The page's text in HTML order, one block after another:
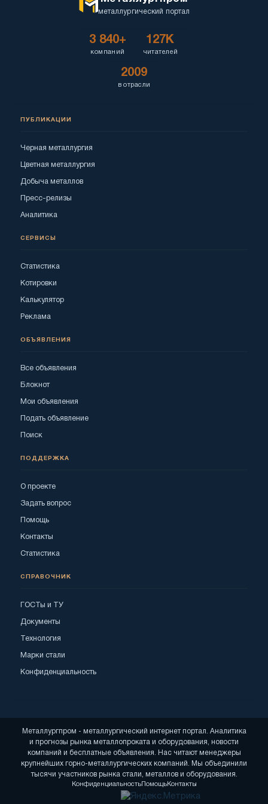
металлургический портал
3 840+
компаний
127K
читателей
2009
в отрасли
ПУБЛИКАЦИИ
Черная металлургия
Цветная металлургия
Добыча металлов
Пресс-релизы
Аналитика
СЕРВИСЫ
Статистика
Котировки
Калькулятор
Реклама
ОБЪЯВЛЕНИЯ
Все объявления
Блокнот
Мои объявления
Подать объявление
Поиск
ПОДДЕРЖКА
О проекте
Задать вопрос
Помощь
Контакты
Статистика
СПРАВОЧНИК
ГОСТы и ТУ
Документы
Технология
Марки стали
Конфиденциальность
Металлургпром - металлургический интернет портал. Аналитика
и прогнозы рынка металлопроката и оборудования, новости
компаний и бесплатные объявления. Нас читают менеджеры
крупнейших горно-металлургических компаний. Мы объединили
тысячи участников рынка стали, металлов и оборудования.
КонфиденциальностьПомощьКонтакты